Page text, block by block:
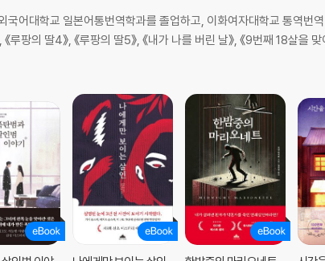
국어대학교 일본어통번역학과를 졸업하고, 이화여자대학교 통역번
《루팡의 딸4》, 《루팡의 딸5》, 《내가 나를 버린 날》, 《9번째 18살을